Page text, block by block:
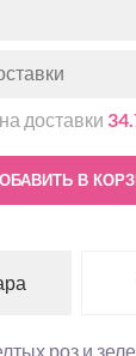
доставки
В
роз и